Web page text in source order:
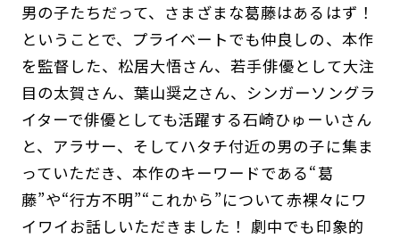
男の子たちだって、さまざまな葛藤はあるはず！
ということで、プライベートでも仲良しの、本作
を監督した、松居大悟さん、若手俳優として大注
目の太賀さん、葉山奨之さん、シンガーソングラ
イターで俳優としても活躍する石崎ひゅーいさん
と、アラサー、そしてハタチ付近の男の子に集ま
っていただき、本作のキーワードである“葛
藤”や“行方不明”“これから”について赤裸々にワ
イワイお話しいただきました！ 劇中でも印象的